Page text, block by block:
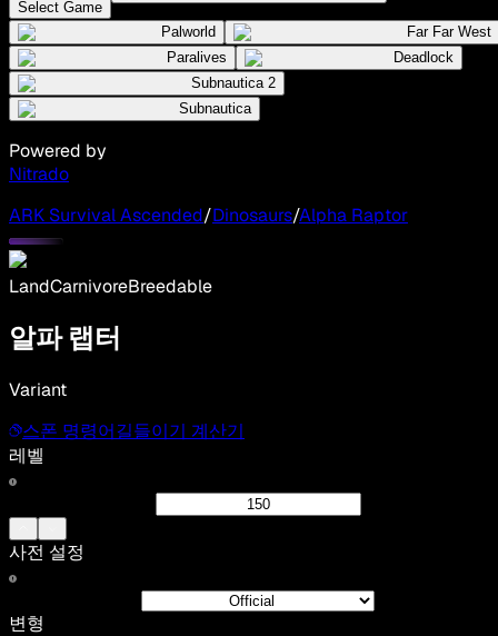
Select Game
Palworld
Far Far West
Paralives
Deadlock
Subnautica 2
Subnautica
Powered by
Nitrado
ARK Survival Ascended/Dinosaurs/Alpha Raptor
LandCarnivoreBreedable
알파 랩터
Variant
스폰 명령어길들이기 계산기
레벨
사전 설정
변형